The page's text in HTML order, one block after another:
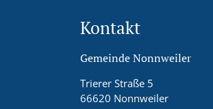
Kontakt
Gemeinde Nonnweiler
Trierer Straße 5
66620 Nonnweiler